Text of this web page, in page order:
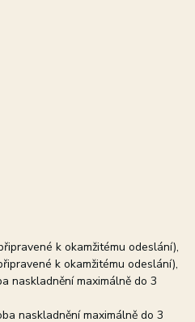
k okamžitému odeslání),
k okamžitému odeslání),
naskladnění maximálně do 3
naskladnění maximálně do 3